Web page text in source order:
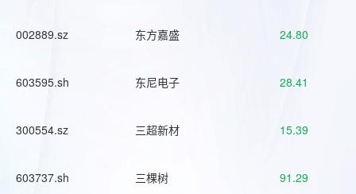
002889.sz 东方嘉盛 24.80
603595.sh 东尼电子 28.41
300554.sz 三超新材 15.39
603737.sh 三棵树 91.29